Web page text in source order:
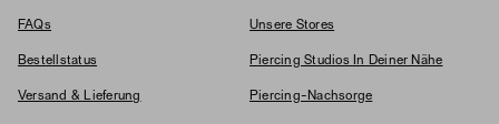
FAQs
Bestellstatus
Versand & Lieferung
Unsere Stores
Piercing Studios In Deiner Nähe
Piercing-Nachsorge